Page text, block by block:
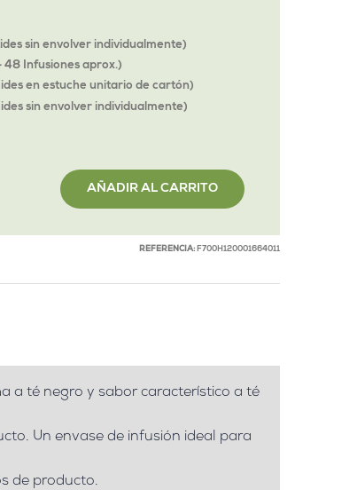
sin envolver individualmente)
48 Infusiones aprox.)
en estuche unitario de cartón)
sin envolver individualmente)
AÑADIR AL CARRITO
REFERENCIA: F700H120001664011
a té negro y sabor característico a té
Un envase de infusión ideal para
de producto.